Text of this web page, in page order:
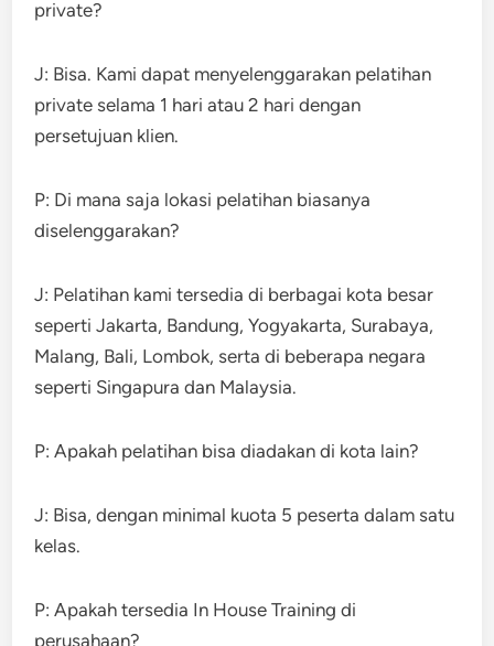
private?
J: Bisa. Kami dapat menyelenggarakan pelatihan
private selama 1 hari atau 2 hari dengan
persetujuan klien.
P: Di mana saja lokasi pelatihan biasanya
diselenggarakan?
J: Pelatihan kami tersedia di berbagai kota besar
seperti Jakarta, Bandung, Yogyakarta, Surabaya,
Malang, Bali, Lombok, serta di beberapa negara
seperti Singapura dan Malaysia.
P: Apakah pelatihan bisa diadakan di kota lain?
J: Bisa, dengan minimal kuota 5 peserta dalam satu
kelas.
P: Apakah tersedia In House Training di
perusahaan?